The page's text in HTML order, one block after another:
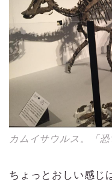
カムイサウルス。「
ちょっとおしい感じ